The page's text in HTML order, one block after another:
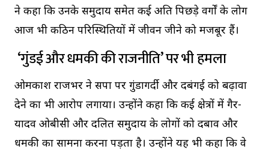
ने कहा कि उनके समुदाय समेत कई अति पिछड़े वर्गों के लोग
आज भी कठिन परिस्थितियों में जीवन जीने को मजबूर हैं।
‘गुंडई और धमकी की राजनीति’ पर भी हमला
ओमप्रकाश राजभर ने सपा पर गुंडागर्दी और दबंगई को बढ़ावा
देने का भी आरोप लगाया। उन्होंने कहा कि कई क्षेत्रों में गैर-
यादव ओबीसी और दलित समुदाय के लोगों को दबाव और
धमकी का सामना करना पड़ता है। उन्होंने यह भी कहा कि वे